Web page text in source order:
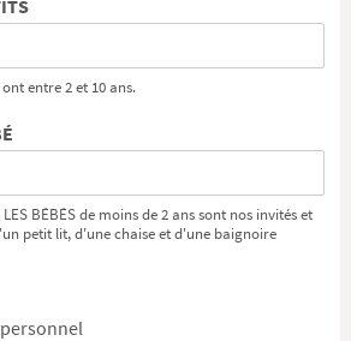
entre 2 et 10 ans.
BÉBÉS de moins de 2 ans sont nos invités et
petit lit, d'une chaise et d'une baignoire